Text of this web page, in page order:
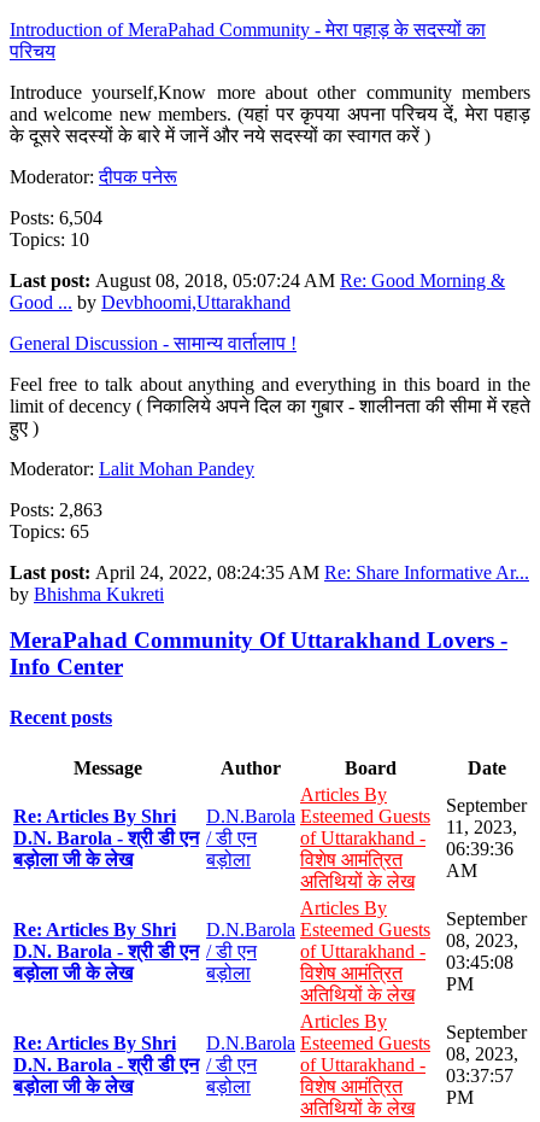
Introduction of MeraPahad Community - मेरा पहाड़ के सदस्यों का
परिचय
Introduce yourself,Know more about other community members
and welcome new members. (यहां पर कृपया अपना परिचय दें, मेरा पहाड़
के दूसरे सदस्यों के बारे में जानें और नये सदस्यों का स्वागत करें )
Moderator:दीपक पनेरू
Posts: 6,504
Topics: 10
Last post: August 08, 2018, 05:07:24 AM Re: Good Morning &
Good ... by Devbhoomi,Uttarakhand
General Discussion - सामान्य वार्तालाप !
Feel free to talk about anything and everything in this board in the
limit of decency ( निकालिये अपने दिल का गुबार - शालीनता की सीमा में रहते
हुए )
Moderator: Lalit Mohan Pandey
Posts: 2,863
Topics: 65
Last post: April 24, 2022, 08:24:35 AM Re: Share Informative Ar...
by Bhishma Kukreti
MeraPahad Community Of Uttarakhand Lovers -
Info Center
Recent posts
Message Author Board Date
Re: Articles By Shri
D.N. Barola - श्री डी एन
बड़ोला जी के लेख
D.N.Barola
/ डी एन
बड़ोला
Articles By
Esteemed Guests
of Uttarakhand -
विशेष आमंत्रित
अतिथियों के लेख
September
11, 2023,
06:39:36
AM
Re: Articles By Shri
D.N. Barola - श्री डी एन
बड़ोला जी के लेख
D.N.Barola
/ डी एन
बड़ोला
Articles By
Esteemed Guests
of Uttarakhand -
विशेष आमंत्रित
अतिथियों के लेख
September
08, 2023,
03:45:08
PM
Re: Articles By Shri
D.N. Barola - श्री डी एन
बड़ोला जी के लेख
D.N.Barola
/ डी एन
बड़ोला
Articles By
Esteemed Guests
of Uttarakhand -
विशेष आमंत्रित
अतिथियों के लेख
September
08, 2023,
03:37:57
PM